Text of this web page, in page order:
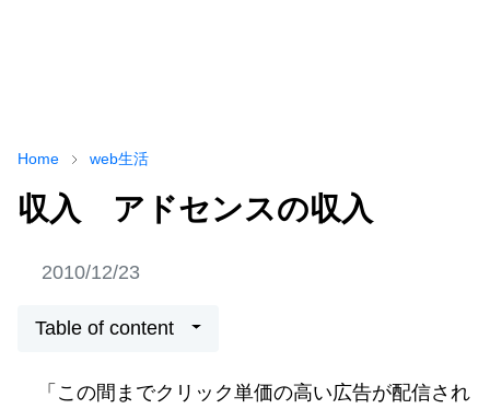
Home web生活
収入 アドセンスの収入
2010/12/23
Table of content
「この間までクリック単価の高い広告が配信され